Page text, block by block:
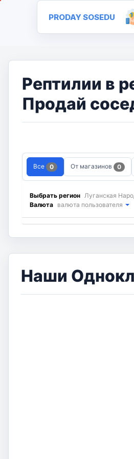
PRODAY SOSEDU
Рептилии в
Продай
Все 0 От магазинов 0
Выбрать регион Луганская
Валюта валюта пользователя
Наши